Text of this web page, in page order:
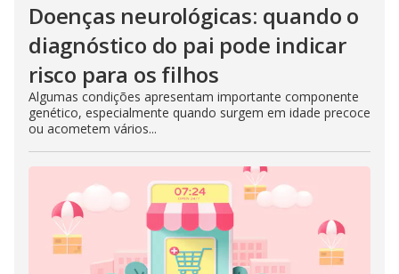
Doenças neurológicas: quando o
diagnóstico do pai pode indicar
risco para os filhos
Algumas condições apresentam importante componente
genético, especialmente quando surgem em idade precoce
ou acometem vários...